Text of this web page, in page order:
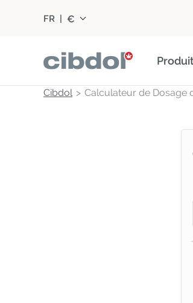
FR | €
Cibdol Calculateur de Dosage